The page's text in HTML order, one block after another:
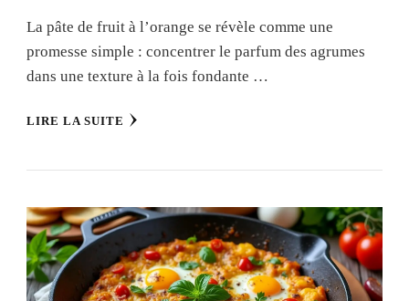
La pâte de fruit à l’orange se révèle comme une
promesse simple : concentrer le parfum des agrumes
dans une texture à la fois fondante …
LIRE LA SUITE